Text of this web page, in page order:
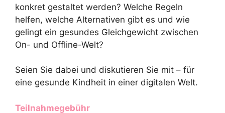
konkret gestaltet werden? Welche Regeln
helfen, welche Alternativen gibt es und wie
gelingt ein gesundes Gleichgewicht zwischen
On- und Offline-Welt?
Seien Sie dabei und diskutieren Sie mit – für
eine gesunde Kindheit in einer digitalen Welt.
Teilnahmegebühr